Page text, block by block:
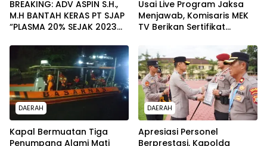
BREAKING: ADV ASPIN S.H.,
M.H BANTAH KERAS PT SJAP
“PLASMA 20% SEJAK 2023
WARGA WAWOONE!
Usai Live Program Jaksa
Menjawab, Komisaris MEK
TV Berikan Sertifikat
Kejari Muna
DAERAH
Kapal Bermuatan Tiga
Penumpang Alami Mati
DAERAH
Apresiasi Personel
Berprestasi, Kapolda